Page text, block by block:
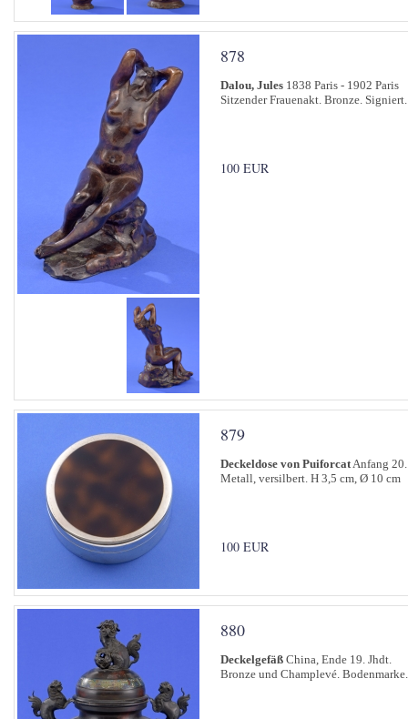
878
Dalou, Jules 1838 Paris - 1902 Paris
Sitzender Frauenakt. Bronze.
100 EUR
879
Deckeldose von PuiforcatAnfang
Metall, versilbert. H 3,5 cm, Ø 10 cm
100 EUR
880
Deckelgefäß China, Ende 19. Jhdt.
Bronze und Champlevé.